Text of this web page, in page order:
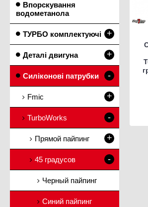
Впорскування
водометанола
ТУРБО комплектуючі +
Деталі двигуна +
Силіконові патрубки -
Fmic +
TurboWorks -
Прямой пайпинг +
45 градусов -
Черный пайпинг
Синий пайпинг